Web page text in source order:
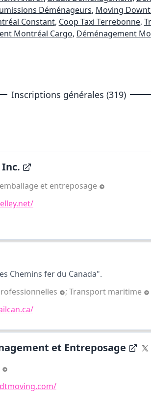
Déménageurs, Moving
Constant, Coop Taxi Terrebonne,
Montréal Cargo, Déménagement
Inscriptions générales (319)
Inc.
et entreposage
Chemins fer du Canada".
; Transport maritime
et Entreposage